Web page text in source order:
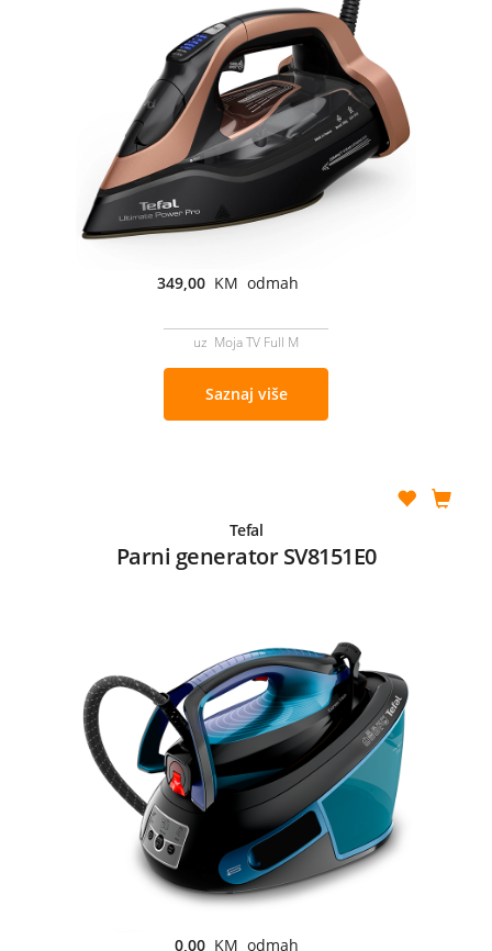
349,00 KM odmah
uz Moja TV Full M
Saznaj više
Tefal
Parni generator SV8151E0
0,00 KM odmah